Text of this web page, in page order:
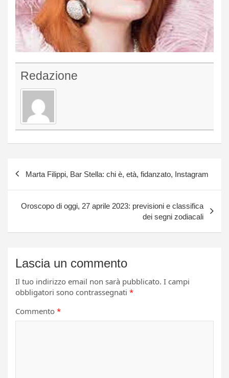
Redazione
Marta Filippi, Bar Stella: chi è, età, fidanzato, Instagram
Oroscopo di oggi, 27 aprile 2023: previsioni e classifica
dei segni zodiacali
Lascia un commento
Il tuo indirizzo email non sarà pubblicato. I campi
obbligatori sono contrassegnati *
Commento *